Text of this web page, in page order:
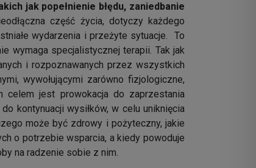
jak popełnienie błędu, zaniedbanie
część życia, dotyczy każdego
wydarzenia i przeżyte sytuacje. To
wymaga specjalistycznej terapii. Tak jak
i rozpoznawanych przez wszystkich
wywołującymi zarówno fizjologiczne,
celem jest prowokacja do zaprzestania
kontynuacji wysiłków, w celu uniknięcia
może być zdrowy i pożyteczny, jakie
o potrzebie wsparcia, a kiedy powoduje
na radzenie sobie z nim.